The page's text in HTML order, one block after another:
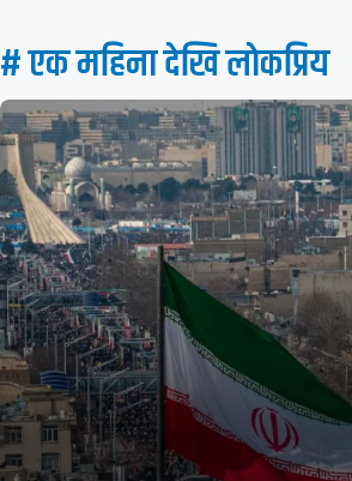
# एक महिना देखि लाेकप्रिय